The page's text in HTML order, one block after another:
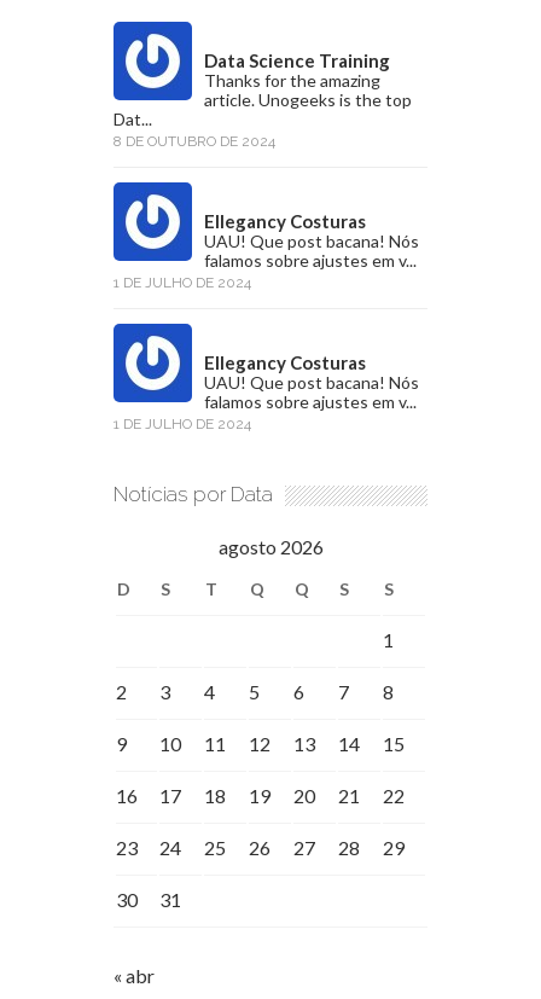
Data Science Training
Thanks for the amazing
article. Unogeeks is the top
Dat...
8 DE OUTUBRO DE 2024
Ellegancy Costuras
UAU! Que post bacana! Nós
falamos sobre ajustes em v...
1 DE JULHO DE 2024
Ellegancy Costuras
UAU! Que post bacana! Nós
falamos sobre ajustes em v...
1 DE JULHO DE 2024
Notícias por Data
agosto 2026
D S T Q Q S S
1
2 3 4 5 6 7 8
9 10 11 12 13 14 15
16 17 18 19 20 21 22
23 24 25 26 27 28 29
30 31
« abr